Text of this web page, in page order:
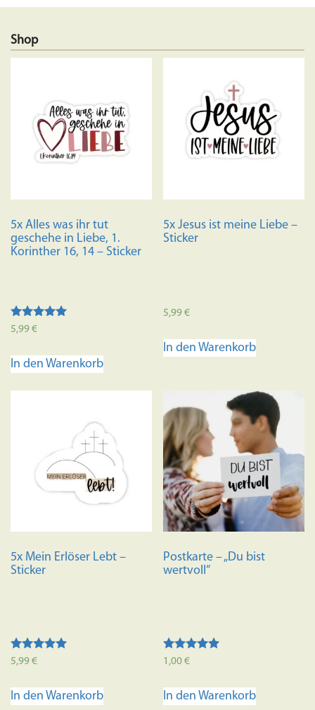
Shop
5x Alles was ihr tut
geschehe in Liebe, 1.
Korinther 16, 14 – Sticker
Bewertet mit
5,99€
In den Warenkorb
5x Jesus ist meine Liebe –
Sticker
5,99€
In den Warenkorb
5x Mein Erlöser Lebt –
Sticker
Bewertet mit
5,99€
In den Warenkorb
Postkarte – „Du bist
wertvoll“
Bewertet mit
1,00€
In den Warenkorb